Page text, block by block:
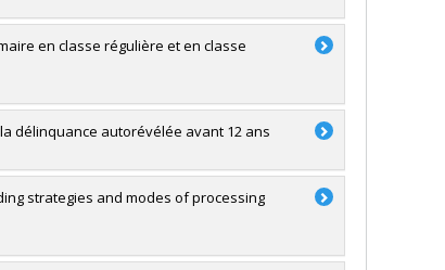
en classe régulière et en classe
délinquance autorévélée avant 12 ans
strategies and modes of processing